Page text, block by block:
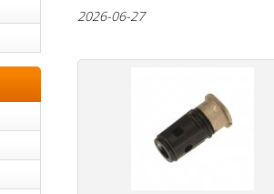
2026-06-27